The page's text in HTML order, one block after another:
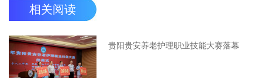
相关阅读
贵阳贵安养老护理职业技能大赛落幕